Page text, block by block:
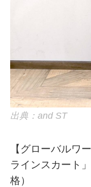
出典：and ST
【グローバルワ
ラインスカート
格）